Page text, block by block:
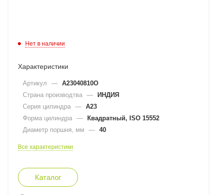
Нет в наличии
Характеристики
Артикул — A23040810O
Страна производтва — ИНДИЯ
Серия цилиндра — A23
Форма цилиндра — Квадратный, ISO 15552
Диаметр поршня, мм
— 40
Все характеристики
Каталог